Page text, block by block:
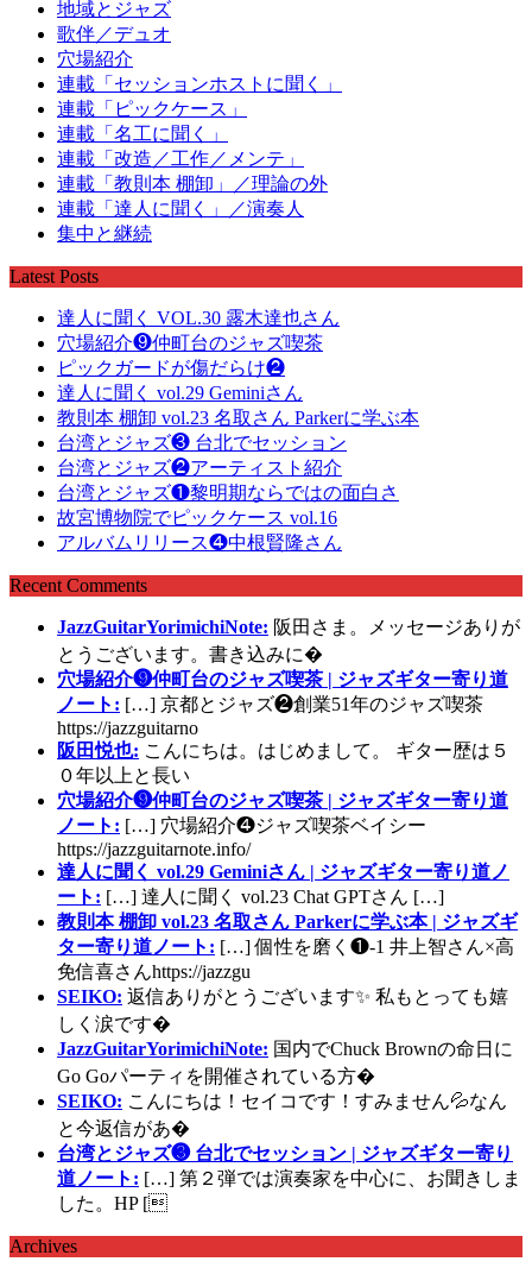
地域とジャズ
歌伴／デュオ
穴場紹介
連載「セッションホストに聞く」
連載「ピックケース」
連載「名工に聞く」
連載「改造／工作／メンテ」
連載「教則本 棚卸」／理論の外
連載「達人に聞く」／演奏人
集中と継続
Latest Posts
達人に聞く VOL.30 露木達也さん
穴場紹介❾仲町台のジャズ喫茶
ピックガードが傷だらけ❷
達人に聞く vol.29 Geminiさん
教則本 棚卸 vol.23 名取さん Parkerに学ぶ本
台湾とジャズ❸ 台北でセッション
台湾とジャズ❷アーティスト紹介
台湾とジャズ❶黎明期ならではの面白さ
故宮博物院でピックケース vol.16
アルバムリリース❹中根賢隆さん
Recent Comments
JazzGuitarYorimichiNote: 阪田さま。メッセージありが
とうございます。書き込みに�
穴場紹介❾仲町台のジャズ喫茶 | ジャズギター寄り道
ノート: […] 京都とジャズ❷創業51年のジャズ喫茶
https://jazzguitarno
阪田悦也: こんにちは。はじめまして。 ギター歴は５
０年以上と長い
穴場紹介❾仲町台のジャズ喫茶 | ジャズギター寄り道
ノート: […] 穴場紹介❹ジャズ喫茶ベイシー
https://jazzguitarnote.info/
達人に聞く vol.29 Geminiさん | ジャズギター寄り道ノ
ート: […] 達人に聞く vol.23 Chat GPTさん […]
教則本 棚卸 vol.23 名取さん Parkerに学ぶ本 | ジャズギ
ター寄り道ノート: […] 個性を磨く❶-1 井上智さん×高
免信喜さんhttps://jazzgu
SEIKO: 返信ありがとうございます✨ 私もとっても嬉
しく涙です�
JazzGuitarYorimichiNote: 国内でChuck Brownの命日に
Go Goパーティを開催されている方�
SEIKO: こんにちは！セイコです！すみません💦なん
と今返信があ�
台湾とジャズ❸ 台北でセッション | ジャズギター寄り
道ノート: […] 第２弾では演奏家を中心に、お聞きしま
した。HP [
Archives